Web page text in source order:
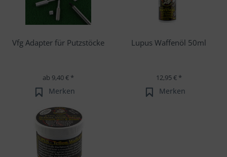
Vfg Adapter für Putzstöcke
ab 9,40 € *
Merken
Lupus Waffenöl 50ml
12,95 € *
Merken